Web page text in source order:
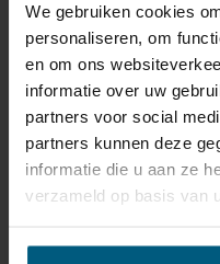
We gebruiken cookies
personaliseren, om
en om ons
informatie over uw
partners voor social
partners kunnen deze
informatie die u aan ze
verzameld op basis van
Gaat uit collectie